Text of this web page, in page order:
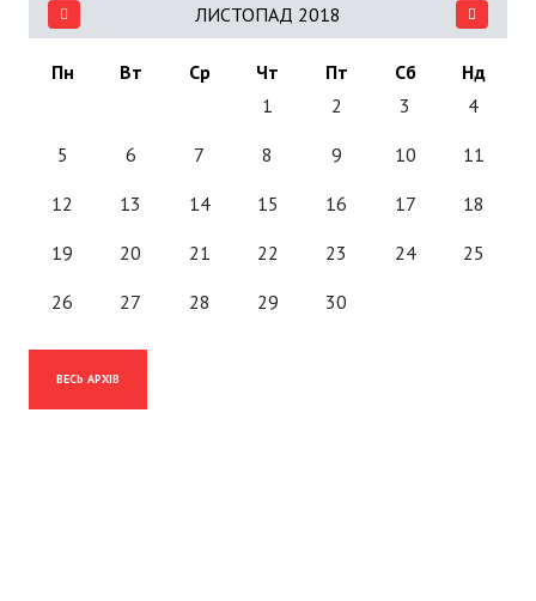
ЛИСТОПАД 2018
Пн Вт Ср Чт Пт Сб
Нд
1
2 3 4
5 6 7 8 9 10 11
12 13 14 15 16 17 18
19 20 21 22 23 24 25
26 27 28 29 30
ВЕСЬ АРХІВ